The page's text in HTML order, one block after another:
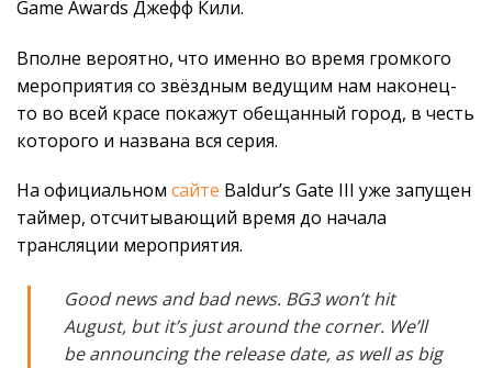
Game Awards Джефф Кили.
Вполне вероятно, что именно во время громкого
мероприятия со звёздным ведущим нам наконец-
то во всей красе покажут обещанный город, в честь
которого и названа вся серия.
На официальном сайте Baldur’s Gate III уже запущен
таймер, отсчитывающий время до начала
трансляции мероприятия.
Good news and bad news. BG3 won’t hit
August, but it’s just around the corner. We’ll
be announcing the release date, as well as big